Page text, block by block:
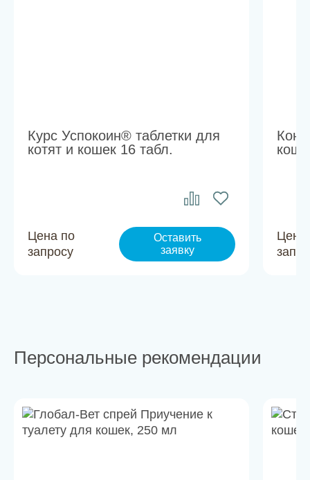
Курс Успокоин® таблетки для
котят и кошек 16 табл.
Цена по
запросу
Оставить
заявку
Цена
Персональные рекомендации